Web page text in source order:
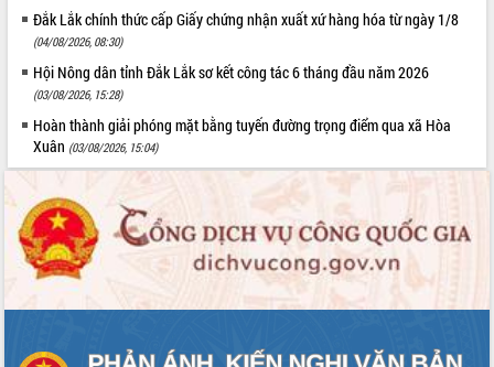
ứng để giữ vững thị trường xuất khẩu
Diễn đàn Kinh tế tư nhân Việt Nam đột
phá cơ chế - Hợp tác công tư
Đề án 06 tạo bước ngoặt đột phá trong
cải cách hành chính tỉnh Đắk Lắk
Kết nối tour, đẩy mạnh chuyển đổi số
để phát triển du lịch Đắk Lắk
Khởi động Dự án Đầu tư xây dựng hạ
tầng kỹ thuật Cụm công nghiệp Tân
Tiến
Gặp mặt các cơ quan báo chí nhân Kỷ
niệm 101 năm Ngày Báo chí Cách
Đắk Lắk sơ kết 4 năm triển khai thực
Đắk Lắk chính thức cấp Giấy chứng nhận xuất xứ hàng hóa từ ngày 1/8
(04/08/2026, 08:30)
Hội Nông dân tỉnh Đắk Lắk sơ kết công tác 6 tháng đầu năm 2026
(03/08/2026, 15:28)
Hoàn thành giải phóng mặt bằng tuyến đường trọng điểm qua xã Hòa
Xuân (03/08/2026, 15:04)